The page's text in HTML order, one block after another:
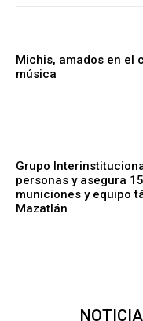
Michis, amados en el
música
Grupo
personas y asegura
municiones y equipo
Mazatlán